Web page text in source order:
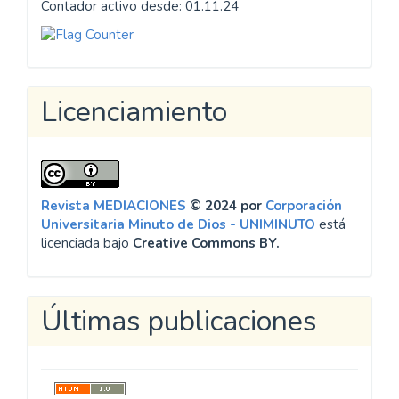
Contador activo desde: 01.11.24
Licenciamiento
Revista MEDIACIONES © 2024 por Corporación
Universitaria Minuto de Dios - UNIMINUTO está
licenciada bajo Creative Commons BY.
Últimas publicaciones